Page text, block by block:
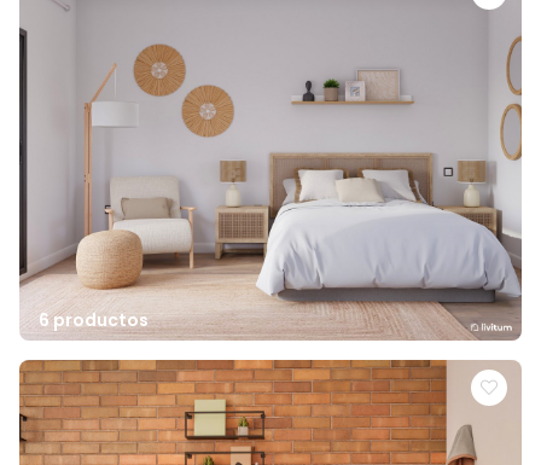
6 productos